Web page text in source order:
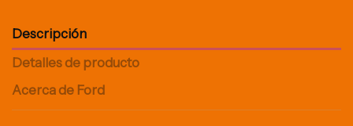
Descripción
Detalles de producto
Acerca de Ford